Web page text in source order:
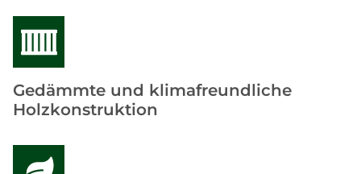
Gedämmte und klimafreundliche
Holzkonstruktion